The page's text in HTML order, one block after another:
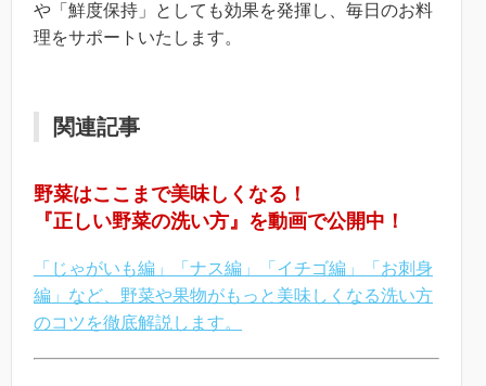
や「鮮度保持」としても効果を発揮し、毎日のお料
理をサポートいたします。
関連記事
野菜はここまで美味しくなる！
『正しい野菜の洗い方』を動画で公開中！
「じゃがいも編」「ナス編」「イチゴ編」「お刺身
編」など、野菜や果物がもっと美味しくなる洗い方
のコツを徹底解説します。